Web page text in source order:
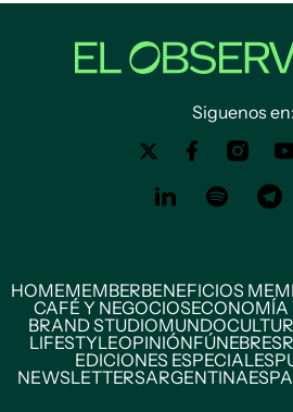
Siguenos en:
HOMEMEMBERBENEFICIOS
CAFÉ Y NEGOCIOSECONOMÍA
BRAND STUDIOMUNDO
LIFESTYLEOPINIÓNFÚNEBRES
EDICIONES ESPECIALES
NEWSLETTERSARGENTINA